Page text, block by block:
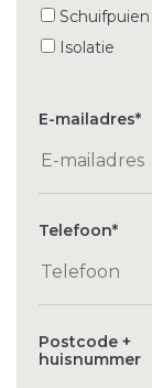
Schuifpuien
Isolatie
E-mailadres*
Telefoon*
Postcode +
huisnummer